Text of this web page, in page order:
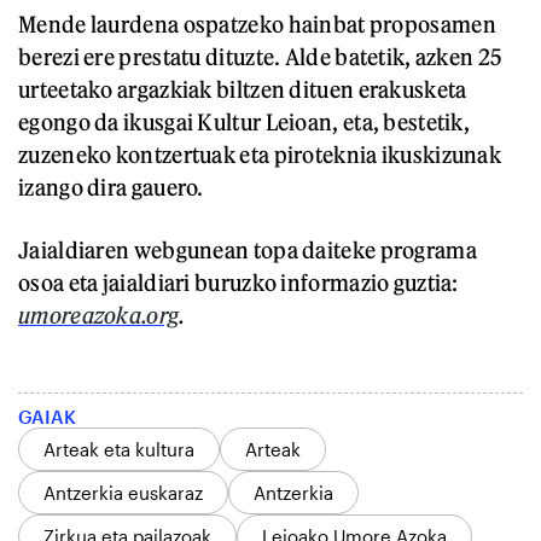
Mende laurdena ospatzeko hainbat proposamen
berezi ere prestatu dituzte. Alde batetik, azken 25
urteetako argazkiak biltzen dituen erakusketa
egongo da ikusgai Kultur Leioan, eta, bestetik,
zuzeneko kontzertuak eta piroteknia ikuskizunak
izango dira gauero.
Jaialdiaren webgunean topa daiteke programa
osoa eta jaialdiari buruzko informazio guztia:
umoreazoka.org.
GAIAK
Arteak eta kultura
Arteak
Antzerkia euskaraz
Antzerkia
Zirkua eta pailazoak
Leioako Umore Azoka